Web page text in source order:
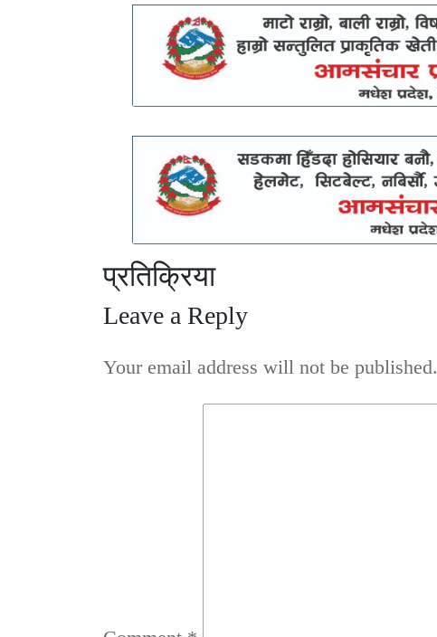
प्रतिक्रिया
Leave a Reply
Your email address will not be published.